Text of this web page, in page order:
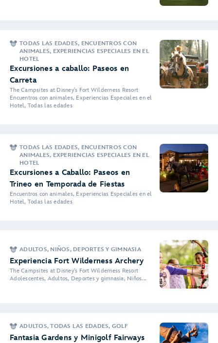
TODAS LAS EDADES, ENCUENTROS CON
ANIMALES, EXPERIENCIAS ESPECIALES EN EL
HOTEL
Excursiones a caballo: Paseos en
Carreta
The Campsites at Disney's Fort Wilderness Resort
Encuentros con animales, Experiencias Especiales en el
Hotel, Todas las edades
TODAS LAS EDADES, ENCUENTROS CON
ANIMALES, EXPERIENCIAS ESPECIALES EN EL
HOTEL
Excursiones a Caballo: Paseos en
Trineo en Temporada de Fiestas
Encuentros con animales, Experiencias Especiales en el
Hotel, Todas las edades
ADULTOS, NIÑOS, DEPORTES Y GIMNASIA
Experiencia Fort Wilderness Archery
The Campsites at Disney's Fort Wilderness Resort
Adolescentes, Adultos, Deportes y gimnasia, Niños...
ADULTOS, TODAS LAS EDADES, GOLF
Fantasia Gardens y Minigolf Fairways